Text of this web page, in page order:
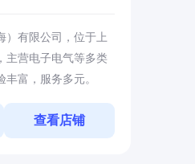
）有限公司，位于上
主营电子电气等多类
富，服务多元。
查看店铺